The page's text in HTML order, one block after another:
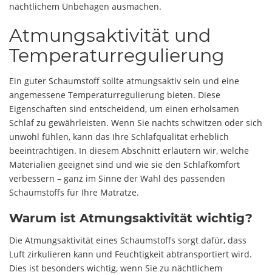
nächtlichem Unbehagen ausmachen.
Atmungsaktivität und
Temperaturregulierung
Ein guter Schaumstoff sollte atmungsaktiv sein und eine
angemessene Temperaturregulierung bieten. Diese
Eigenschaften sind entscheidend, um einen erholsamen
Schlaf zu gewährleisten. Wenn Sie nachts schwitzen oder sich
unwohl fühlen, kann das Ihre Schlafqualität erheblich
beeinträchtigen. In diesem Abschnitt erläutern wir, welche
Materialien geeignet sind und wie sie den Schlafkomfort
verbessern – ganz im Sinne der Wahl des passenden
Schaumstoffs für Ihre Matratze.
Warum ist Atmungsaktivität wichtig?
Die Atmungsaktivität eines Schaumstoffs sorgt dafür, dass
Luft zirkulieren kann und Feuchtigkeit abtransportiert wird.
Dies ist besonders wichtig, wenn Sie zu nächtlichem